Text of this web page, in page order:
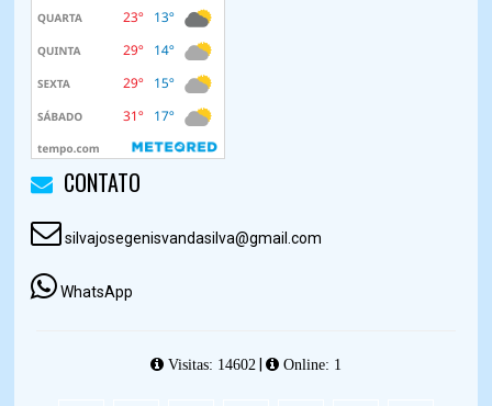
CONTATO
silvajosegenisvandasilva@gmail.com
WhatsApp
Visitas: 14602 | Online: 1